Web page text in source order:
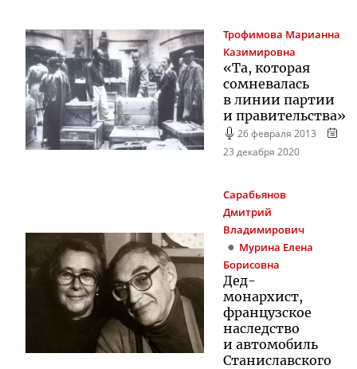
Трофимова Марианна
Казимировна
«Та, которая
сомневалась
в линии партии
и правительства»
26 февраля 2013
23 декабря 2020
Сарабьянов
Дмитрий
Владимирович
Мурина Елена
Борисовна
Дед-
монархист,
французское
наследство
и автомобиль
Станиславского